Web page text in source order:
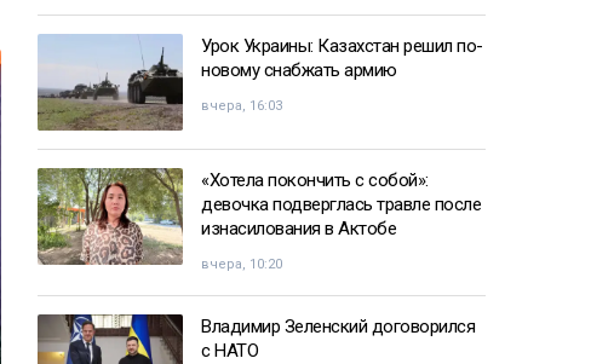
Урок Украины: Казахстан решил по-
новому снабжать армию
вчера, 16:03
«Хотела покончить с собой»:
девочка подверглась травле после
изнасилования в Актобе
вчера, 10:20
Владимир Зеленский договорился
с НАТО